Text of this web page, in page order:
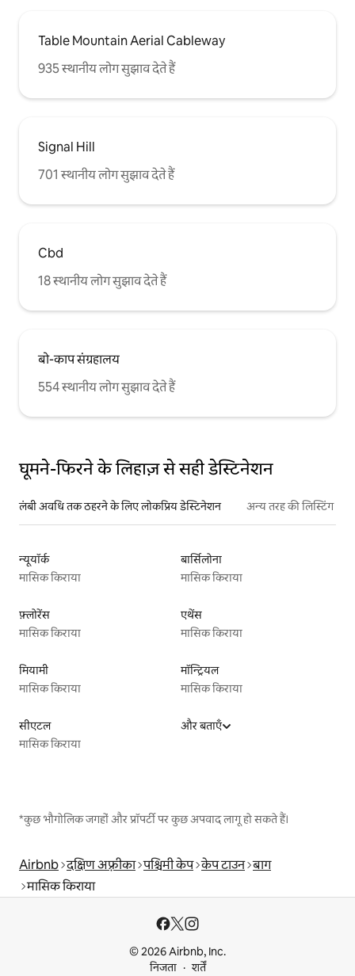
Table Mountain Aerial Cableway
935 स्थानीय लोग सुझाव देते हैं
Signal Hill
701 स्थानीय लोग सुझाव देते हैं
Cbd
18 स्थानीय लोग सुझाव देते हैं
बो-काप संग्रहालय
554 स्थानीय लोग सुझाव देते हैं
घूमने-फिरने के लिहाज़ से सही डेस्टिनेशन
लंबी अवधि तक ठहरने के लिए लोकप्रिय डेस्टिनेशन अन्य तरह की लिस्टिंग
न्यूयॉर्क
मासिक किराया
बार्सिलोना
मासिक किराया
फ़्लोरेंस
मासिक किराया
एथेंस
मासिक किराया
मियामी
मासिक किराया
मॉन्ट्रियल
मासिक किराया
सीएटल
मासिक किराया
और बताएँ
*कुछ भौगोलिक जगहों और प्रॉपर्टी पर कुछ अपवाद लागू हो सकते हैं।
Airbnb दक्षिण अफ़्रीका पश्चिमी केप केप टाउन बाग
मासिक किराया
© 2026 Airbnb, Inc.
निजता
शर्तें